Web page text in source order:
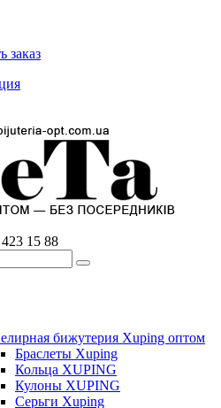
заказ
15 88
бижутерия Xuping оптом
Браслеты Xuping
Кольца XUPING
Кулоны XUPING
Серьги Xuping